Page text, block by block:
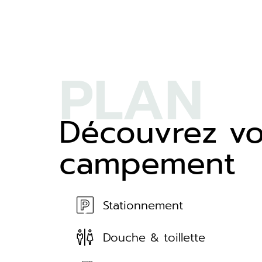
PLAN
Découvrez
campement
Stationnement
Douche & toillette